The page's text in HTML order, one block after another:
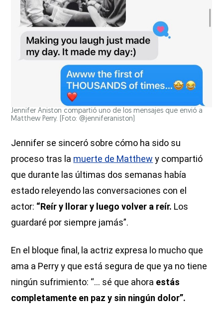
Jennifer Aniston compartió uno de los mensajes que envió a
Matthew Perry. (Foto: @jenniferaniston)
Jennifer se sinceró sobre cómo ha sido su
proceso tras la muerte de Matthew y compartió
que durante las últimas dos semanas había
estado releyendo las conversaciones con el
actor: “Reír y llorar y luego volver a reír. Los
guardaré por siempre jamás”.
En el bloque final, la actriz expresa lo mucho que
ama a Perry y que está segura de que ya no tiene
ningún sufrimiento: “... sé que ahora estás
completamente en paz y sin ningún dolor”.